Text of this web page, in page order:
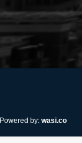
Powered by: wasi.co